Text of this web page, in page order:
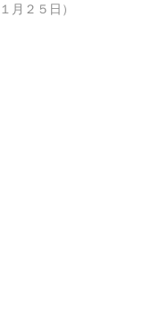
月２５日）